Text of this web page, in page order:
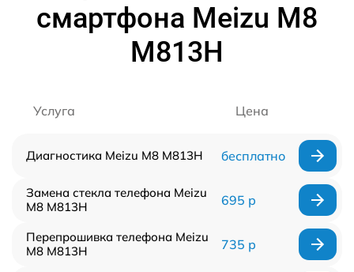
смартфона Meizu M8
M813H
Услуга Цена
Диагностика Meizu M8 M813H бесплатно
Замена стекла телефона Meizu
M8 M813H
695 р
Перепрошивка телефона Meizu
M8 M813H
735 р